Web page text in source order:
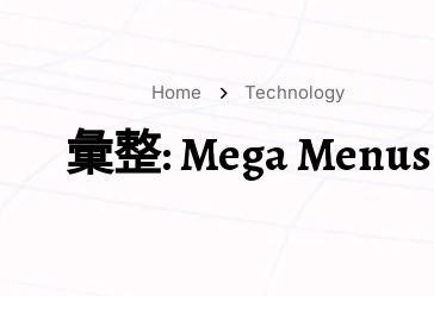
Home Technology
彙整:Mega Menus